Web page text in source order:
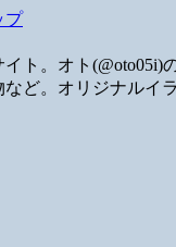
プ
ト。オト(@oto05i)
ど。オリジナルイ